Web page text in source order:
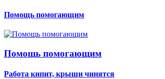
Помощь помогающим
Помощь помогающим
Работа кипит, крыши чинятся